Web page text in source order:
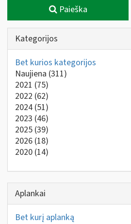
Paieška
Kategorijos
Bet kurios kategorijos
Naujiena (311)
2021 (75)
2022 (62)
2024 (51)
2023 (46)
2025 (39)
2026 (18)
2020 (14)
Aplankai
Bet kurį aplanką